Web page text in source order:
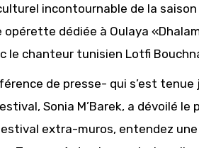
incontournable de la
dédiée à Oulaya
le chanteur tunisien Lotfi
de presse- qui s’est tenue
Sonia M’Barek, a dévoilé le
extra-muros, entendez